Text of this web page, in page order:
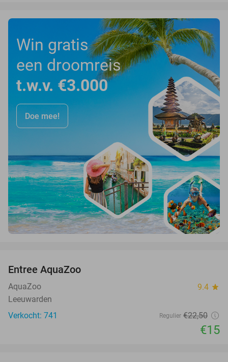
Win gratis
een droomreis
t.w.v. €3.000
Doe mee!
Entree AquaZoo
AquaZoo 9.4 star
Leeuwarden
Verkocht: 741
Regulier €22,50
€15